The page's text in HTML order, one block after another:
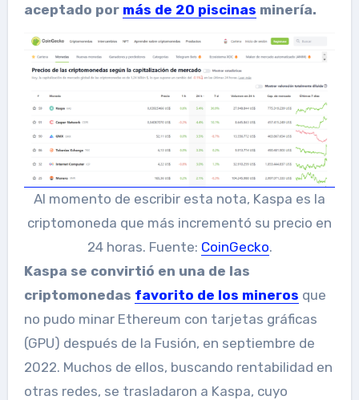
aceptado por más de 20 piscinas minería.
Al momento de escribir esta nota, Kaspa es la
criptomoneda que más incrementó su precio en
24 horas. Fuente: CoinGecko.
Kaspa se convirtió en una de las
criptomonedas favorito de los mineros que
no pudo minar Ethereum con tarjetas gráficas
(GPU) después de la Fusión, en septiembre de
2022. Muchos de ellos, buscando rentabilidad en
otras redes, se trasladaron a Kaspa, cuyo